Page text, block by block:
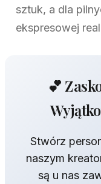
sztuk, a dla
ekspresowej
💕
Stwórz
naszym
są u nas